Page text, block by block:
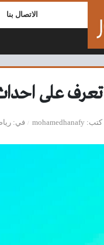
الاتصال بنا
تعرف على احداث
كتب mohamedhanafy في